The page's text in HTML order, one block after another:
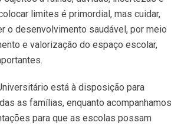
limites é primordial, mas cuidar,
o desenvolvimento saudável, por meio
e valorização do espaço escolar,
está à disposição para
as famílias, enquanto acompanhamos
para que as escolas possam